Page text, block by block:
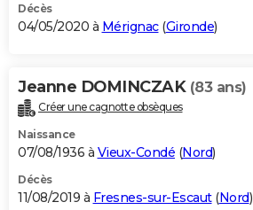
Décès
04/05/2020 à Mérignac(Gironde)
Jeanne DOMINCZAK (83 ans)
Créer une cagnotte obsèques
Naissance
07/08/1936 à Vieux-Condé (Nord)
Décès
11/08/2019 à Fresnes-sur-Escaut(Nord)